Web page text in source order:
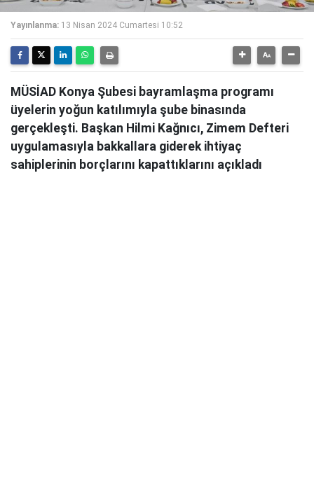
Yayınlanma: 13 Nisan 2024 Cumartesi 10:52
MÜSİAD Konya Şubesi bayramlaşma programı
üyelerin yoğun katılımıyla şube binasında
gerçekleşti. Başkan Hilmi Kağnıcı, Zimem Defteri
uygulamasıyla bakkallara giderek ihtiyaç
sahiplerinin borçlarını kapattıklarını açıkladı